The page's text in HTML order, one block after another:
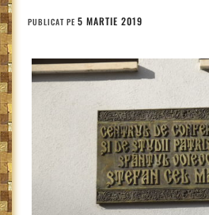
PUBLICAT PE 5 MARTIE 2019